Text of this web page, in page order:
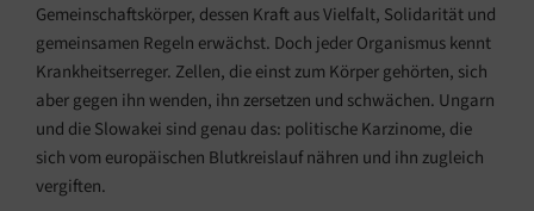
Gemeinschaftskörper, dessen Kraft aus Vielfalt, Solidarität und
gemeinsamen Regeln erwächst. Doch jeder Organismus kennt
Krankheitserreger. Zellen, die einst zum Körper gehörten, sich
aber gegen ihn wenden, ihn zersetzen und schwächen. Ungarn
und die Slowakei sind genau das: politische Karzinome, die
sich vom europäischen Blutkreislauf nähren und ihn zugleich
vergiften.